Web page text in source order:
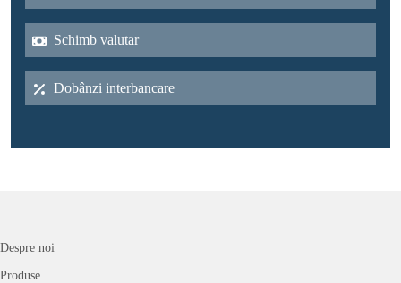
Schimb valutar
Dobânzi interbancare
Despre noi
Produse